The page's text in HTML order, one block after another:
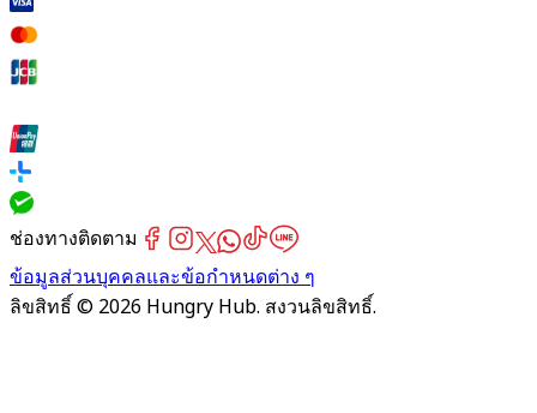
ช่องทางติดตาม
ข้อมูลส่วนบุคคลและข้อกำหนดต่าง ๆ
ลิขสิทธิ์ © 2026 Hungry Hub. สงวนลิขสิทธิ์.